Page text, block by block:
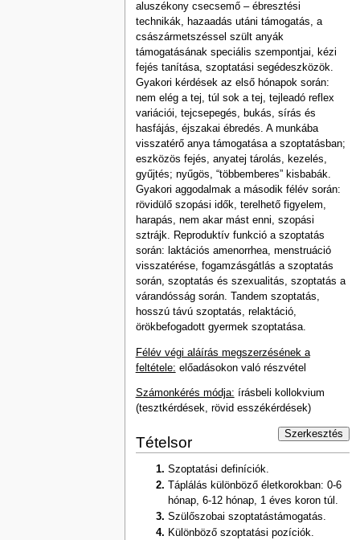
aluszékony csecsemő – ébresztési
technikák, hazaadás utáni támogatás, a
császármetszéssel szült anyák
támogatásának speciális szempontjai, kézi
fejés tanítása, szoptatási segédeszközök.
Gyakori kérdések az első hónapok során:
nem elég a tej, túl sok a tej, tejleadó reflex
variációi, tejcsepegés, bukás, sírás és
hasfájás, éjszakai ébre­dés. A munkába
visszatérő anya támogatása a szoptatásban;
eszközös fejés, anyatej tárolás, kezelés,
gyűjtés; nyűgös, “többemberes” kisbabák.
Gyakori aggodalmak a második félév so­rán:
rövidülő szopási idők, terelhető figyelem,
harapás, nem akar mást enni, szopási
sztrájk. Reproduktív funkció a szoptatás
során: laktációs amenorrhea, menstruáció
visszatérése, fogamzásgátlás a szoptatás
során, szoptatás és szexualitás, szoptatás a
várandósság során. Tandem szoptatás,
hosszú távú szoptatás, relaktáció,
örökbefogadott gyermek szoptatása.
Félév végi aláírás megszerzésének a
feltétele: előadásokon való részvétel
Számonkérés módja: írásbeli kollokvium
(tesztkérdések, rövid esszékérdések)
Szerkesztés
Tételsor
Szoptatási definíciók.
Táplálás különböző életkorokban: 0-6
hónap, 6-12 hónap, 1 éves koron túl.
Szülőszobai szoptatástámogatás.
Különböző szoptatási pozíciók.